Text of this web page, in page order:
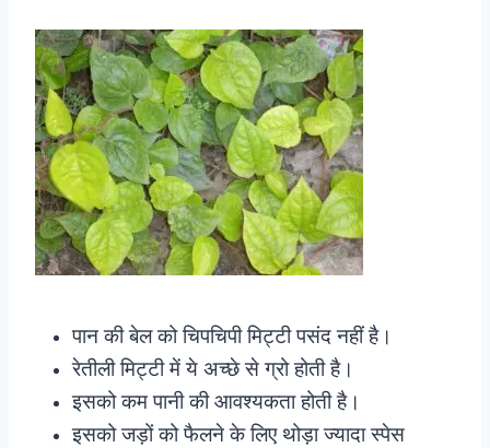
पान की बेल को चिपचिपी मिट्टी पसंद नहीं है।
रेतीली मिट्टी में ये अच्छे से ग्रो होती है।
इसको कम पानी की आवश्यकता होती है।
इसको जड़ों को फैलने के लिए थोड़ा ज्यादा स्पेस